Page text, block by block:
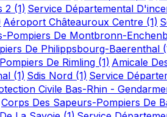
2 (1) Service Départemental
Aéroport Châteauroux Centre (1)
Pompiers De Montbronn-
De Philippsbourg-Baerenthal
De Rimling (1) Amicale
(1) Sdis Nord (1) Service
Civile Bas-Rhin -
Corps Des Sapeurs-Pompiers De